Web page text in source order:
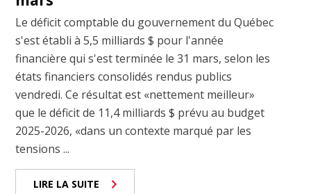
Le déficit comptable du gouvernement du Québec
s'est établi à 5,5 milliards $ pour l'année
financière qui s'est terminée le 31 mars, selon les
états financiers consolidés rendus publics
vendredi. Ce résultat est «nettement meilleur»
que le déficit de 11,4 milliards $ prévu au budget
2025-2026, «dans un contexte marqué par les
tensions ...
LIRE LA SUITE